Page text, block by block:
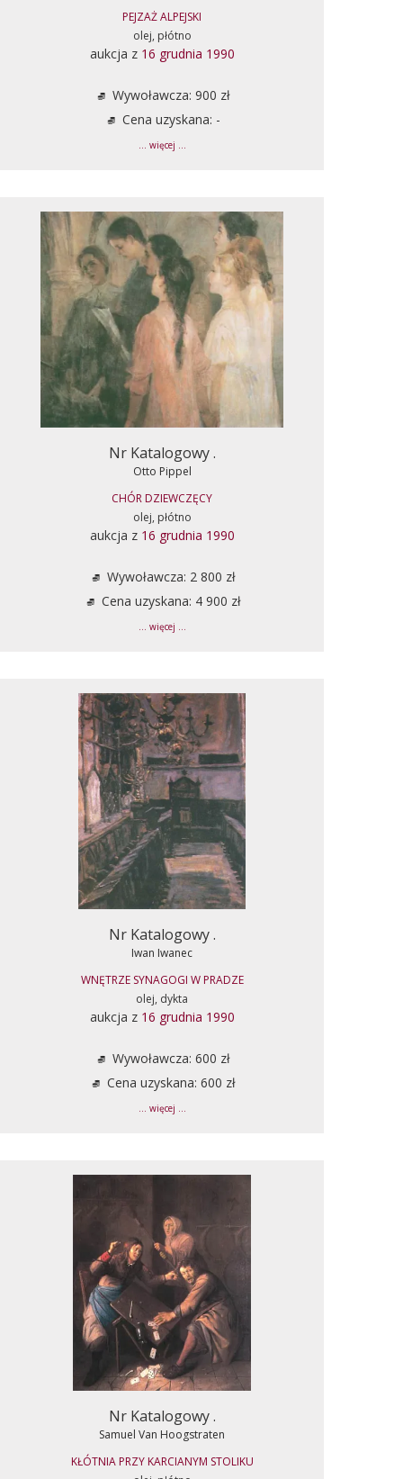
PEJZAŻ ALPEJSKI
olej, płótno
aukcja z 16 grudnia 1990
Wywoławcza: 900 zł
Cena uzyskana: -
... więcej ...
Nr Katalogowy .
Otto Pippel
CHÓR DZIEWCZĘCY
olej, płótno
aukcja z 16 grudnia 1990
Wywoławcza: 2 800 zł
Cena uzyskana: 4 900 zł
... więcej ...
Nr Katalogowy .
Iwan Iwanec
WNĘTRZE SYNAGOGI W PRADZE
olej, dykta
aukcja z 16 grudnia 1990
Wywoławcza: 600 zł
Cena uzyskana: 600 zł
... więcej ...
Nr Katalogowy .
Samuel Van Hoogstraten
KŁÓTNIA PRZY KARCIANYM STOLIKU